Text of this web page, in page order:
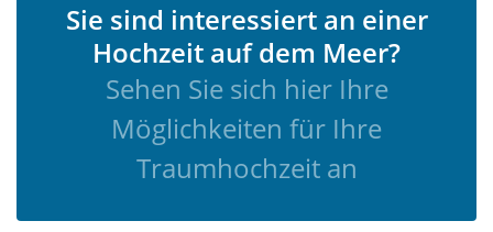
Sie sind interessiert an einer
Hochzeit auf dem Meer?
Sehen Sie sich hier Ihre
Möglichkeiten für Ihre
Traumhochzeit an